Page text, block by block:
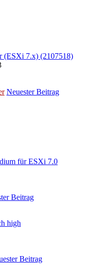
(ESXi 7.x) (2107518)
Neuester Beitrag
für ESXi 7.0
Beitrag
high
Beitrag